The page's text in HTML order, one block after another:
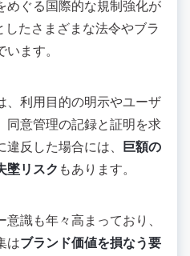
めぐる国際的な規制強化が
たさまざまな法令やブラ
います。
、利用目的の明示やユーザ
同意管理の記録と証明を求
反した場合には、
巨額の
墜リスク もあります。
識も年々高まっており、
はブランド価値を損なう要